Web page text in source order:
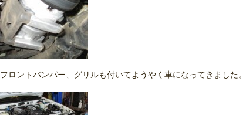
フロントバンパー、グリルも付いてようやく車になってきました。